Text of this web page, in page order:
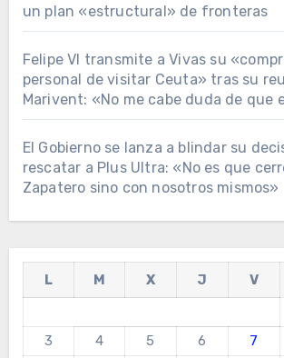
un plan «estructural» de fronteras
Felipe VI transmite a Vivas su
personal de visitar Ceuta» tras su
Marivent: «No me cabe duda de que
El Gobierno se lanza a blindar su
rescatar a Plus Ultra: «No es que
Zapatero sino con nosotros mismos»
L M X J V
3
4 5 6 7